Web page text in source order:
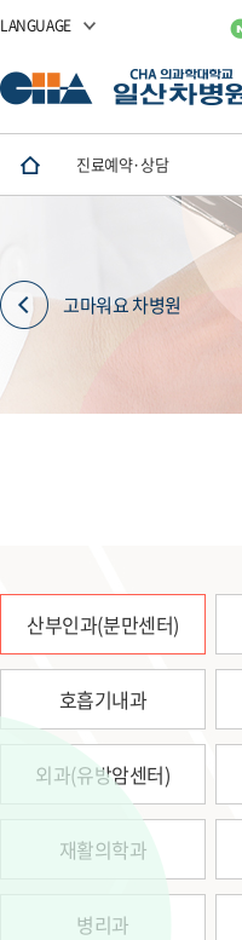
LANGUAGE
진료예약·상담
고마워요 차병원
산부인과(분만센터)
호흡기내과
외과(유방암센터)
재활의학과
병리과